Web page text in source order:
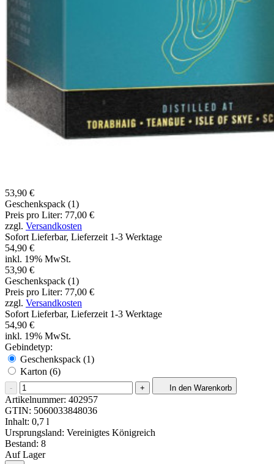
53,90 €
Geschenkspack (1)
Preis pro Liter: 77,00 €
zzgl. Versandkosten
Sofort Lieferbar, Lieferzeit 1-3 Werktage
54,90 €
inkl. 19% MwSt.
53,90 €
Geschenkspack (1)
Preis pro Liter: 77,00 €
zzgl. Versandkosten
Sofort Lieferbar, Lieferzeit 1-3 Werktage
54,90 €
inkl. 19% MwSt.
Gebindetyp:
Geschenkspack (1)
Karton (6)
- + In den Warenkorb
Artikelnummer: 402957
GTIN: 5060033848036
Inhalt: 0,7 l
Ursprungsland: Vereinigtes Königreich
Bestand: 8
Auf Lager